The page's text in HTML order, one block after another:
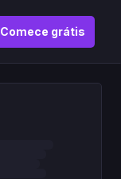
Comece grátis